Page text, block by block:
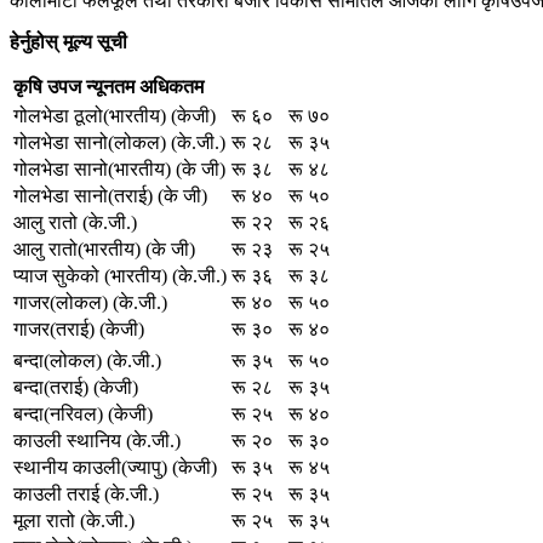
हेर्नुहोस् मूल्य सूची
कृषि उपज न्यूनतम अधिकतम
गोलभेडा ठूलो(भारतीय) (केजी)
रू ६०
रू ७०
गोलभेडा सानो(लोकल) (के.जी.) रू २८
रू ३५
गोलभेडा सानो(भारतीय) (के जी) रू ३८
रू ४८
गोलभेडा सानो(तराई) (के जी)
रू ४०
रू ५०
आलु रातो (के.जी.)
रू २२
रू २६
आलु रातो(भारतीय) (के जी)
रू २३
रू २५
प्याज सुकेको (भारतीय) (के.जी.) रू ३६
रू ३८
गाजर(लोकल) (के.जी.)
रू ४०
रू ५०
गाजर(तराई) (केजी)
रू ३०
रू ४०
बन्दा(लोकल) (के.जी.)
रू ३५
रू ५०
बन्दा(तराई) (केजी)
रू २८
रू ३५
बन्दा(नरिवल) (केजी)
रू २५
रू ४०
काउली स्थानिय (के.जी.)
रू २०
रू ३०
स्थानीय काउली(ज्यापु) (केजी)
रू ३५
रू ४५
काउली तराई (के.जी.)
रू २५
रू ३५
मूला रातो (के.जी.)
रू २५
रू ३५